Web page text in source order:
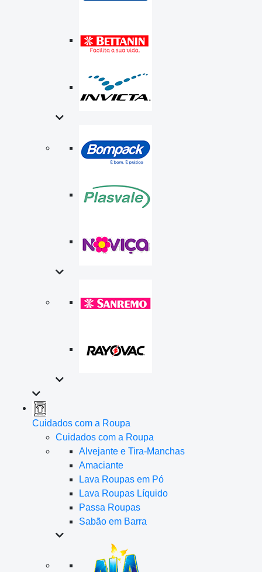
Cuidados com a Roupa
Cuidados com a Roupa
Alvejante e Tira-Manchas
Amaciante
Lava Roupas em Pó
Lava Roupas Líquido
Passa Roupas
Sabão em Barra